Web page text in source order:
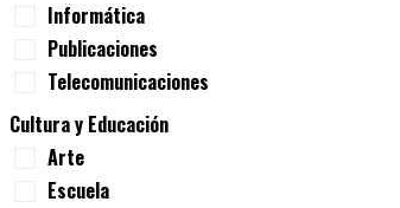
Informática
Publicaciones
Telecomunicaciones
Cultura y Educación
Arte
Escuela